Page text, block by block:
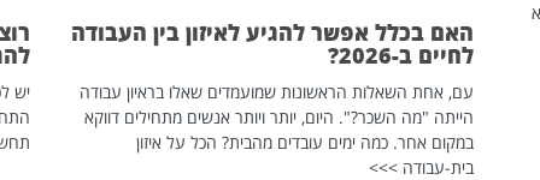
האם בכלל אפשר להגיע לאיזון בין העבודה
לחיים ב-2026?
עם, אחת השאלות הראשונות שמועמדים שאלו בראיון עבודה
הייתה "מה השכר?". היום, יותר ויותר אנשים מתחילים דווקא
במקום אחר. כמה ימים עובדים מהבית? הכל על איזון
בית-עבודה >>>
יש